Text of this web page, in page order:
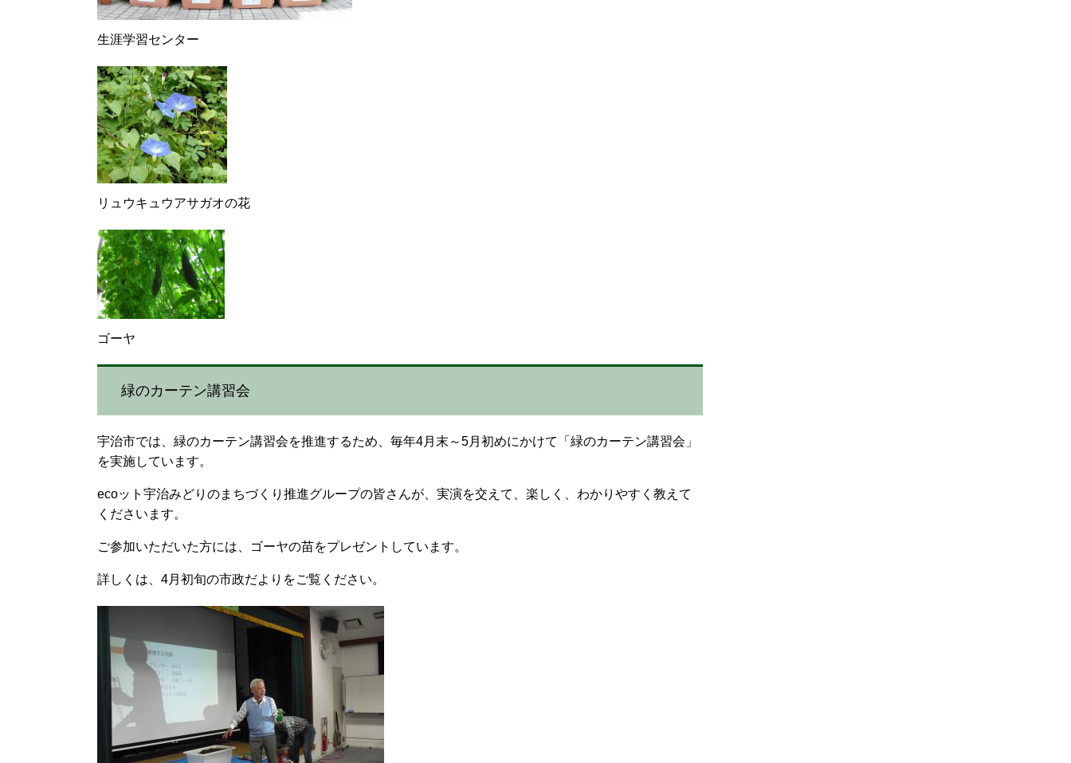
生涯学習センター
リュウキュウアサガオの花
ゴーヤ
緑のカーテン講習会
宇治市では、緑のカーテン講習会を推進するため、毎年4月末～5月初めにかけて「緑のカーテン講習会」
を実施しています。
ecoット宇治みどりのまちづくり推進グループの皆さんが、実演を交えて、楽しく、わかりやすく教えて
くださいます。
ご参加いただいた方には、ゴーヤの苗をプレゼントしています。
詳しくは、4月初旬の市政だよりをご覧ください。